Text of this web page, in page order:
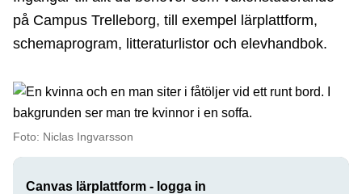
på Campus Trelleborg, till exempel lärplattform,
schemaprogram, litteraturlistor och elevhandbok.
Foto: Niclas Ingvarsson
Canvas lärplattform - logga in